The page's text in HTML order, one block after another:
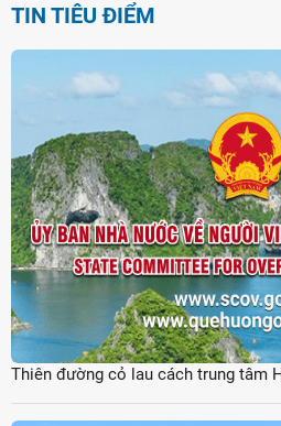
TIN TIÊU ĐIỂM
Thiên đường cỏ lau cách trung tâm